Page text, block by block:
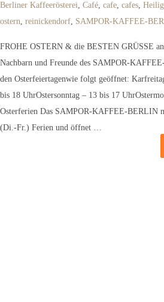
Berliner Kaffeerösterei, Café, cafe, cafes,
ostern, reinickendorf, SAMPOR-KAFFEE-
FROHE OSTERN & die BESTEN GRÜSSE
Nachbarn und Freunde des SAMPOR-
den Osterfeiertagenwie folgt geöffnet:
bis 18 UhrOstersonntag – 13 bis 17
Osterferien Das SAMPOR-KAFFEE-BERLIN
(Di.-Fr.) Ferien und öffnet …